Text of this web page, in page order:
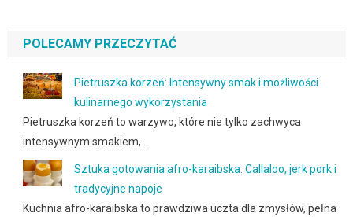
POLECAMY PRZECZYTAĆ
Pietruszka korzeń: Intensywny smak i możliwości
kulinarnego wykorzystania
Pietruszka korzeń to warzywo, które nie tylko zachwyca
intensywnym smakiem, …
Sztuka gotowania afro-karaibska: Callaloo, jerk pork i
tradycyjne napoje
Kuchnia afro-karaibska to prawdziwa uczta dla zmysłów, pełna